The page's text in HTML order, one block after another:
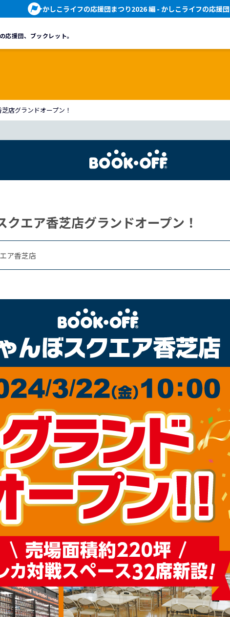
かしこライフの応援団まつり2026 編- かしこライフの応援団
応援団、 ブックレット。
店グランドオープン！
クエア香芝店グランドオープン！
ア香芝店